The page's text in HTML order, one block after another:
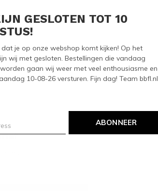
GESLOTEN TOT 10
dat je op onze webshop komt kijken! Op het
wij met gesloten. Bestellingen die vandaag
gaan wij weer met veel enthousiasme en
10-08-26 versturen. Fijn dag! Team bbfl.nl
ABONNEER
of the 1 products